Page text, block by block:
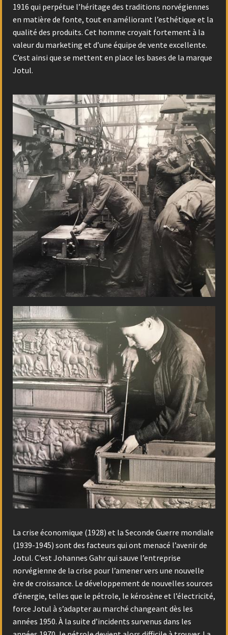
1916 qui perpétue l’héritage des traditions norvégiennes
en matière de fonte, tout en améliorant l’esthétique et la
qualité des produits. Cet homme croyait fortement à la
valeur du marketing et d’une équipe de vente excellente.
C’est ainsi que se mettent en place les bases de la marque
Jotul.
La crise économique (1928) et la Seconde Guerre mondiale
(1939-1945) sont des facteurs qui ont menacé l’avenir de
Jotul. C’est Johannes Gahr qui sauve l’entreprise
norvégienne de la crise pour l’amener vers une nouvelle
ère de croissance. Le développement de nouvelles sources
d’énergie, telles que le pétrole, le kérosène et l’électricité,
force Jotul à s’adapter au marché changeant dès les
années 1950. À la suite d’incidents survenus dans les